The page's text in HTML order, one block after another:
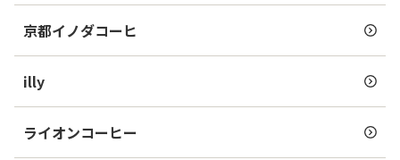
京都イノダコーヒ
illy
ライオンコーヒー